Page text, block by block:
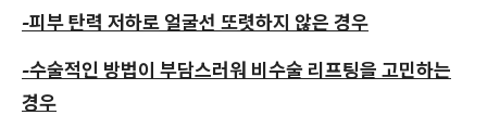
-피부 탄력 저하로 얼굴선 또렷하지 않은 경우
-수술적인 방법이 부담스러워 비수술 리프팅을 고민하는
경우